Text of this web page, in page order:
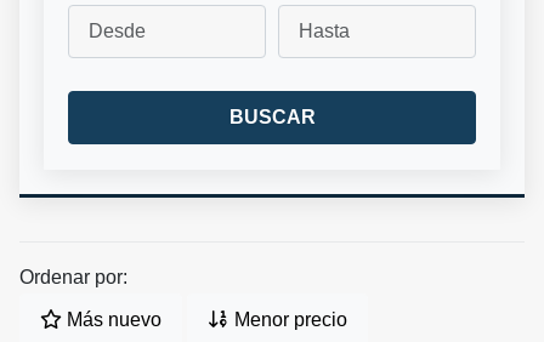
BUSCAR
Ordenar por:
Más nuevo Menor precio